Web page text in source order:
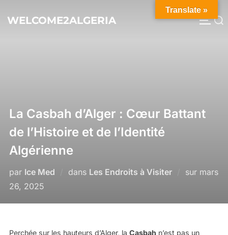
auWELCOME2ALGERIA Rechercher :
La Casbah d’Alger : Cœur Battant
de l’Histoire et de l’Identité
Algérienne
par Ice Med dans Les Endroits à Visiter sur Publié
mars
26, 2025
Perchée sur les hauteurs d’Alger, la Casbah n’est pas un
Translate »